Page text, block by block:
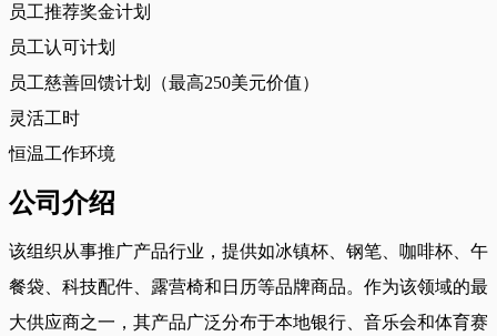
员工推荐奖金计划
员工认可计划
员工慈善回馈计划（最高250美元价值）
灵活工时
恒温工作环境
公司介绍
该组织从事推广产品行业，提供如冰镇杯、钢笔、咖啡杯、午
餐袋、科技配件、露营椅和日历等品牌商品。作为该领域的最
大供应商之一，其产品广泛分布于本地银行、音乐会和体育赛